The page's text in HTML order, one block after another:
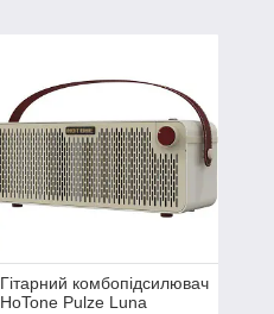
Гітарний комбопідсилювач
HoTone Pulze Luna